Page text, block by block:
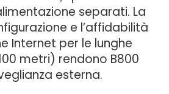
separati. La
e l’affidabilità
Internet per le lunghe
metri) rendono B800
esterna.